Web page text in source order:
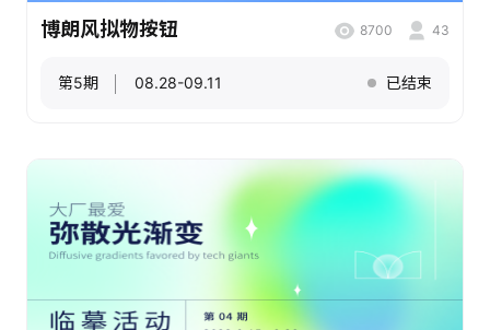
博朗风拟物按钮 8700 43
第5期 08.28-09.11 已结束